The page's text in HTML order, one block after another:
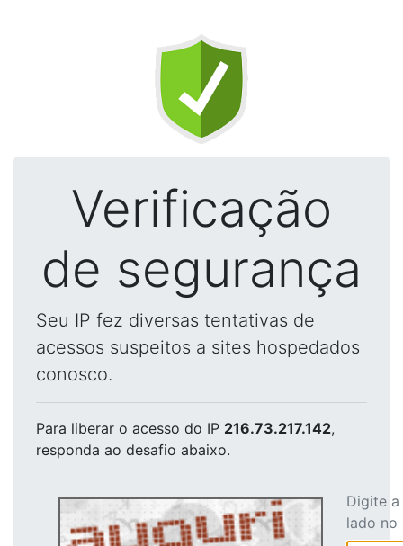
Verificação
de segurança
Seu IP fez diversas tentativas de
acessos suspeitos a sites hospedados
conosco.
Para liberar o acesso do IP 216.73.217.142,
responda ao desafio abaixo.
Digite
lado no